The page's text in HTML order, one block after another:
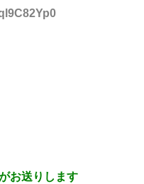
お送りします